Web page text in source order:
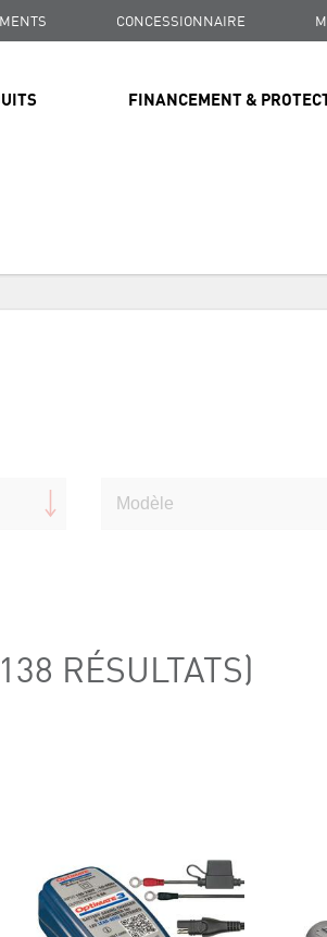
CONCESSIONNAIRE
FINANCEMENT &
LES COMMANDES DE PLUS DE 99 $
RÉSULTATS)